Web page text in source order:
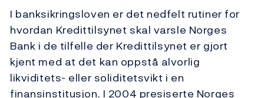
I banksikringsloven er det nedfelt rutiner for
hvordan Kredittilsynet skal varsle Norges
Bank i de tilfelle der Kredittilsynet er gjort
kjent med at det kan oppstå alvorlig
likviditets- eller soliditetsvikt i en
finansinstitusjon. I 2004 presiserte Norges